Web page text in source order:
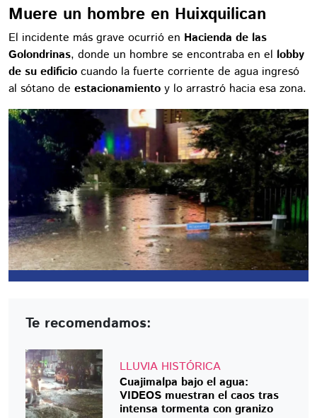
Muere un hombre en Huixquilican
El incidente más grave ocurrió en Hacienda de las
Golondrinas, donde un hombre se encontraba en el lobby
de su edificio cuando la fuerte corriente de agua ingresó
al sótano de estacionamiento y lo arrastró hacia esa zona.
Te recomendamos:
LLUVIA HISTÓRICA
Cuajimalpa bajo el agua:
VIDEOS muestran el caos tras
intensa tormenta con granizo